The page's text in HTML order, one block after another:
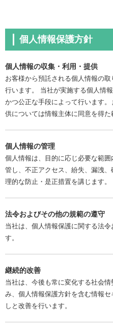
個人情報保護方針
個人情報の収集・利用・提供
お客様から預託される個人情報の
行います。 当社が実施する個人情
かつ公正な手段によって行います
供については情報主体に同意を得た
個人情報の管理
個人情報は、目的に応じ必要な範
管し、不正アクセス、紛失、漏洩
理的な防止・是正措置を講じます。
法令およびその他の規範の遵守
当社は、個人情報保護に関する法
す。
継続的改善
当社は、今後も常に変化する社会
み、個人情報保護方針を含む情報
しと改善を行います。